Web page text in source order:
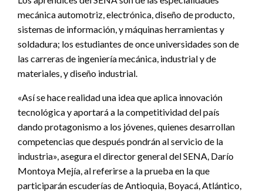
mecánica automotriz, electrónica, diseño de producto,
sistemas de información, y máquinas herramientas y
soldadura; los estudiantes de once universidades son de
las carreras de ingeniería mecánica, industrial y de
materiales, y diseño industrial.
«Así se hace realidad una idea que aplica innovación
tecnológica y aportará a la competitividad del país
dando protagonismo a los jóvenes, quienes desarrollan
competencias que después pondrán al servicio de la
industria», asegura el director general del SENA, Darío
Montoya Mejía, al referirse a la prueba en la que
participarán escuderías de Antioquia, Boyacá, Atlántico,